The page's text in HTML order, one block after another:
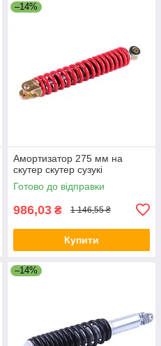
–14%
Амортизатор 275 мм на
скутер скутер сузукі
Готово до відправки
986,03 ₴ 1 146,55 ₴
Купити
–14%